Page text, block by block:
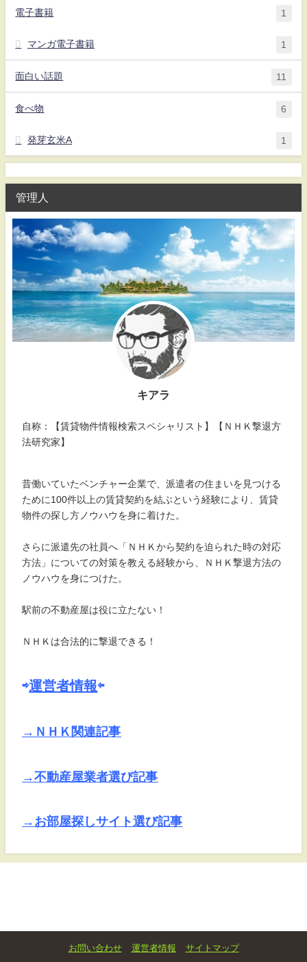
電子書籍 1
マンガ電子書籍 1
面白い話題 11
食べ物 6
発芽玄米A 1
管理人
キアラ
自称：【賃貸物件情報検索スペシャリスト】【ＮＨＫ撃退方
法研究家】
昔働いていたベンチャー企業で、派遣者の住まいを見つける
ために100件以上の賃貸契約を結ぶという経験により、賃貸
物件の探し方ノウハウを身に着けた。
さらに派遣先の社員へ「ＮＨＫから契約を迫られた時の対応
方法」についての対策を教える経験から、ＮＨＫ撃退方法の
ノウハウを身につけた。
駅前の不動産屋は役に立たない！
ＮＨＫは合法的に撃退できる！
⇨運営者情報⇦
→ＮＨＫ関連記事
→不動産屋業者選び記事
→お部屋探しサイト選び記事
お問い合わせ 運営者情報
サイトマップ